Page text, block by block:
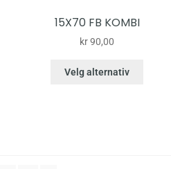
15X70 FB KOMBI
kr90,00
Velg alternativ